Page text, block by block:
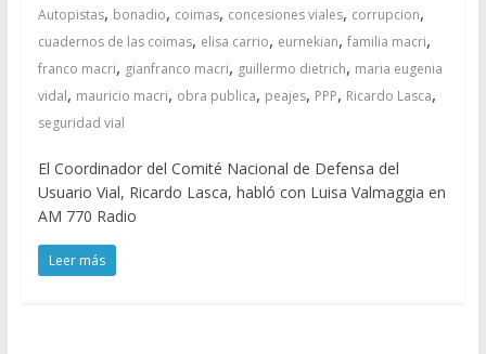
Autopistas, bonadio, coimas, concesiones viales, corrupcion,
cuadernos de las coimas, elisa carrio, eurnekian, familia macri,
franco macri, gianfranco macri, guillermo dietrich, maria eugenia
vidal, mauricio macri, obra publica, peajes, PPP, Ricardo Lasca,
seguridad vial
El Coordinador del Comité Nacional de Defensa del
Usuario Vial, Ricardo Lasca, habló con Luisa Valmaggia en
AM 770 Radio
Leer más